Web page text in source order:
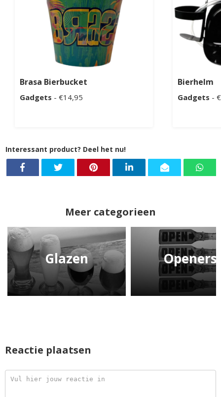
Brasa Bierbucket
Gadgets - €14,95
Bierhelm
Gadgets -
Interessant product? Deel het nu!
Meer categorieen
Glazen Openers
Reactie plaatsen